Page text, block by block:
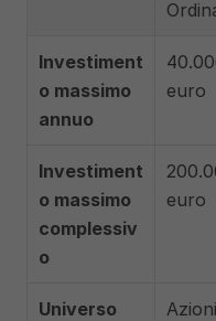
Investiment
o massimo
annuo
euro
Investiment
o massimo
complessiv
o
euro
Universo